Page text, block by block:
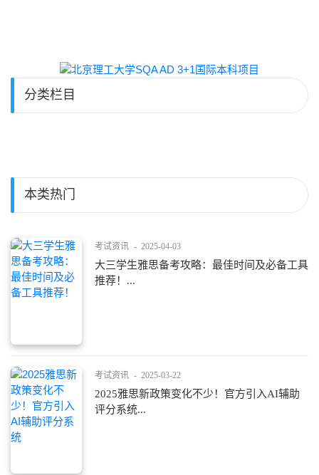
分类栏目
本类热门
考试资讯 - 2025-04-03
大三学生雅思备考攻略：最佳时间及必备工具
推荐！...
考试资讯 - 2025-03-22
2025雅思新政策变化不少！官方引入AI辅助
评分系统...